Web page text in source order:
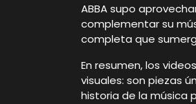
ABBA supo
complementar su
completa que
En resumen, los
visuales: son piezas
historia de la música